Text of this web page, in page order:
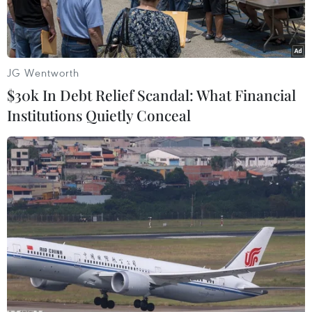
Thi thể các nạn nhân vụ tai nạn. (Ảnh: TTXVN phát)
Theo thông tin từ Cục Lãnh sự, Bộ Ngoại giao và
Đại sứ quán Việt Nam tại Thái Lan, ngày 23/3,
tại tỉnh Kanchanaburi (Thái Lan) đã xảy ra một
JG Wentworth
$30k In Debt Relief Scandal: What Financial
Institutions Quietly Conceal